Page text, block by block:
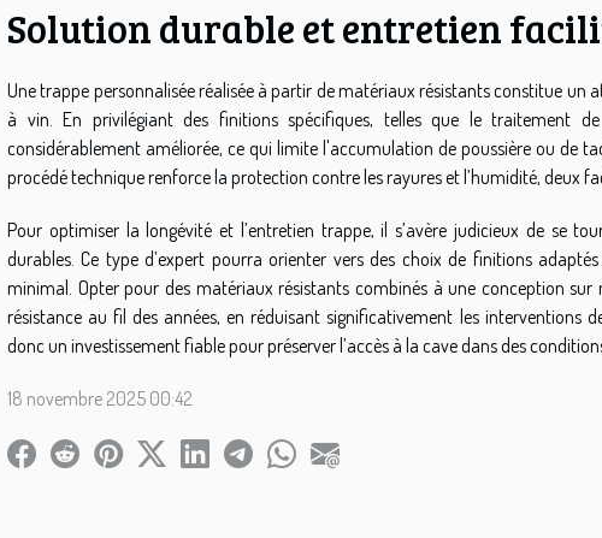
Solution durable et entretien
Une trappe personnalisée réalisée à partir de matériaux résistants constitue
à vin. En privilégiant des finitions spécifiques, telles que le traitement
considérablement améliorée, ce qui limite l'accumulation de poussière ou de
procédé technique renforce la protection contre les rayures et l’humidité, deux
Pour optimiser la longévité et l’entretien trappe, il s’avère judicieux de se
durables. Ce type d’expert pourra orienter vers des choix de finitions
minimal. Opter pour des matériaux résistants combinés à une conception
résistance au fil des années, en réduisant significativement les interventions
donc un investissement fiable pour préserver l’accès à la cave dans des
18 novembre 2025 00:42